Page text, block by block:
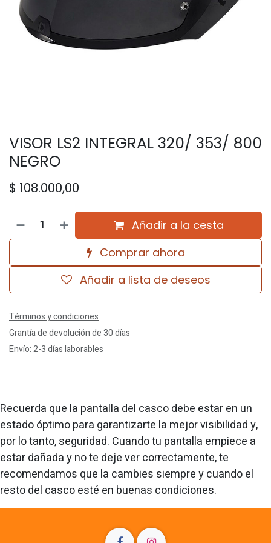
VISOR LS2 INTEGRAL 320/ 353/ 800
NEGRO
$ 108.000,00
Añadir a la cesta
Comprar ahora
Añadir a lista de deseos
Términos y condiciones
Grantía de devolución de 30 días
Envío: 2-3 días laborables
Recuerda que la pantalla del casco debe estar en un
estado óptimo para garantizarte la mejor visibilidad y,
por lo tanto, seguridad. Cuando tu pantalla empiece a
estar dañada y no te deje ver correctamente, te
recomendamos que la cambies siempre y cuando el
resto del casco esté en buenas condiciones.